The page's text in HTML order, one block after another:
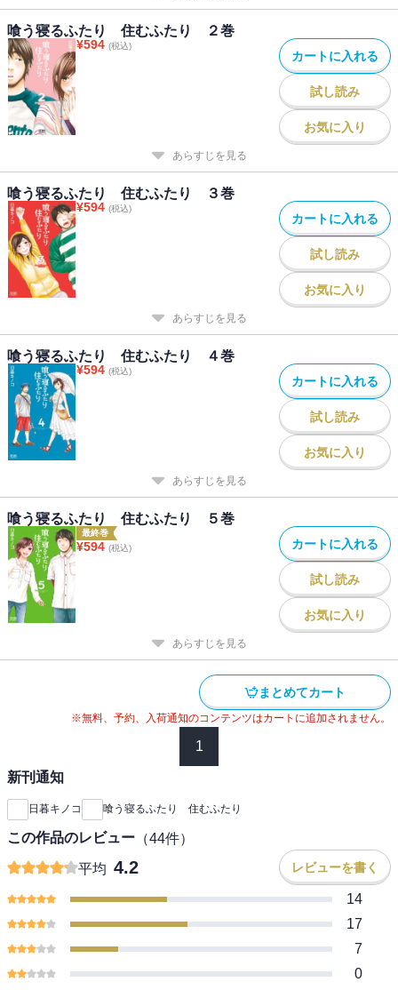
喰う寝るふたり 住むふたり ２巻
¥594 (税込)
カートに入れる
試し読み
お気に入り
あらすじを見る
喰う寝るふたり 住むふたり ３巻
¥594 (税込)
カートに入れる
試し読み
お気に入り
あらすじを見る
喰う寝るふたり 住むふたり ４巻
¥594 (税込)
カートに入れる
試し読み
お気に入り
あらすじを見る
喰う寝るふたり 住むふたり ５巻
最終巻
¥594 (税込) カートに入れる
試し読み
お気に入り
あらすじを見る
まとめてカート
※無料、予約、入荷通知のコンテンツはカートに追加されません。
1
新刊通知
日暮キノコ 喰う寝るふたり 住むふたり
この作品のレビュー （44件）
平均 4.2 レビューを書く
14
17
7
0